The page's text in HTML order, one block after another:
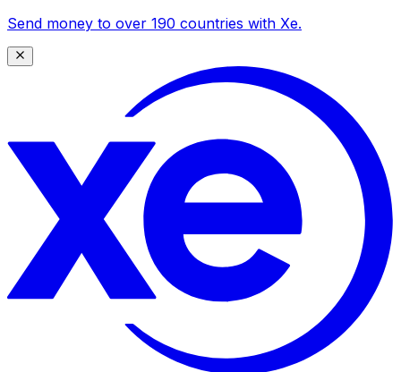
Send money to over 190 countries with Xe.